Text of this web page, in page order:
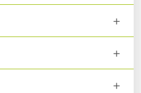
+
+
+